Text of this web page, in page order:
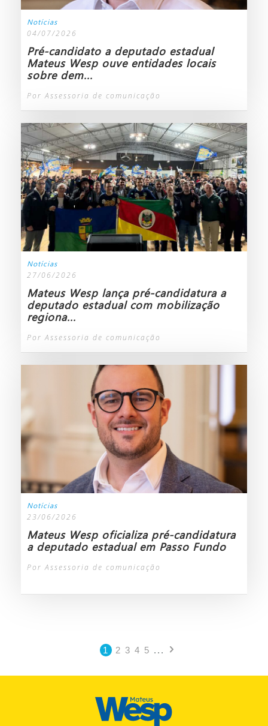
Notícias
04/07/2026
Pré-candidato a deputado estadual
Mateus Wesp ouve entidades locais
sobre dem...
Por Assessoria de comunicação
Notícias
27/06/2026
Mateus Wesp lança pré-candidatura a
deputado estadual com mobilização
regiona...
Por Assessoria de comunicação
Notícias
23/06/2026
Mateus Wesp oficializa pré-candidatura
a deputado estadual em Passo Fundo
Por Assessoria de comunicação
1 2 3 4 5 ...